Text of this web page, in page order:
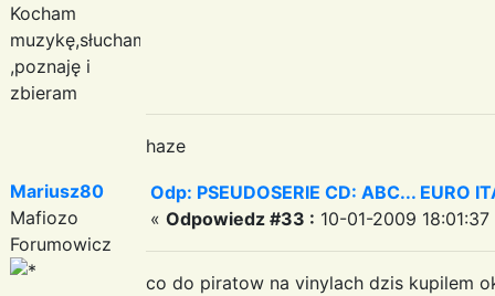
Kocham
muzykę,słucham
,poznaję i
zbieram
haze
Mariusz80
Mafiozo
Forumowicz
Odp: PSEUDOSERIE CD: ABC... EURO
« Odpowiedz #33 : 10-01-2009 18:01:37
co do piratow na vinylach dzis kupilem